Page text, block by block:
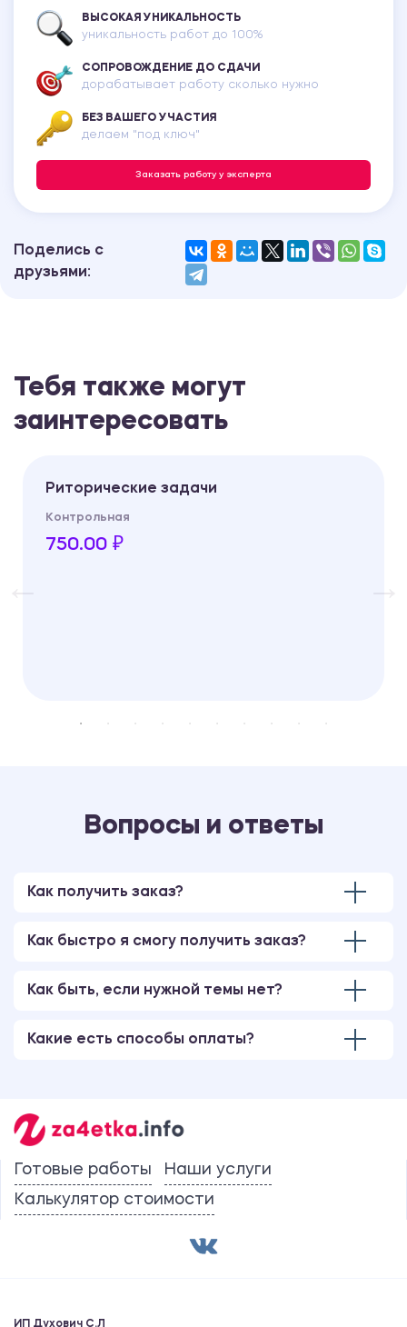
ВЫСОКАЯ УНИКАЛЬНОСТЬ
уникальность работ до 100%
СОПРОВОЖДЕНИЕ ДО СДАЧИ
дорабатывает работу сколько нужно
БЕЗ ВАШЕГО УЧАСТИЯ
делаем "под ключ"
Заказать работу у эксперта
Поделись с
друзьями:
Тебя также могут
заинтересовать
Риторические задачи
Контрольная
750.00 ₽
Вопросы и ответы
Как получить заказ?
Как быстро я смогу получить заказ?
Как быть, если нужной темы нет?
Какие есть способы оплаты?
Готовые работы
Наши услуги
Калькулятор стоимости
ИП Духович С.Л